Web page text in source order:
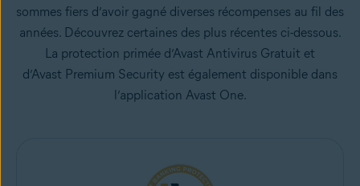
sommes fiers d’avoir gagné diverses récompenses au fil des
années. Découvrez certaines des plus récentes ci-dessous.
La protection primée d’Avast Antivirus Gratuit et
d’Avast Premium Security est également disponible dans
l’application Avast One.